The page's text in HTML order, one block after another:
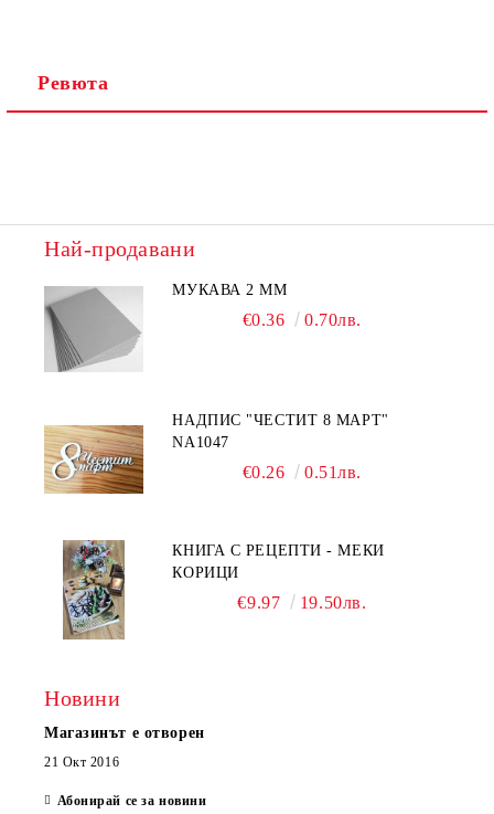
Ревюта
Най-продавани
МУКАВА 2 ММ
€0.36 0.70лв.
НАДПИС "ЧЕСТИТ 8 МАРТ"
NA1047
€0.26 0.51лв.
КНИГА С РЕЦЕПТИ - МЕКИ
КОРИЦИ
€9.97 19.50лв.
Новини
Магазинът е отворен
21 Окт 2016
Абонирай се за новини